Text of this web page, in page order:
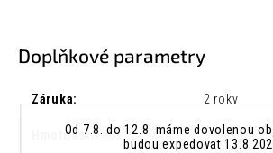
Od 7.8. do 12.8. máme dovolenou
budou expedovat
Doplňkové parametry
Záruka: 2 roky
Hmotnost : 0.05 kg